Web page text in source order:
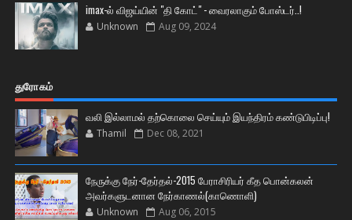
imax-ல் விஜய்யின் "தி கோட்" - வைரலாகும் போஸ்டர்..!
Unknown Aug 09, 2024
துரோகம்
வலி இல்லாமல் தற்கொலை செய்யும் இயந்திரம் கண்டுபிடிப்பு!
Thamil Dec 08, 2021
நேருக்கு நேர்-தேர்தல்-2015 பேராசிரியர் கீத பொன்கலன்
அவர்களுடனான நேர்காணல்(காணொளி)
Unknown Aug 06, 2015